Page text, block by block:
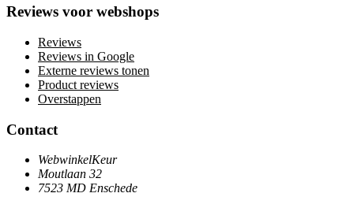
Reviews voor webshops
Reviews
Reviews in Google
Externe reviews tonen
Product reviews
Overstappen
Contact
WebwinkelKeur
Moutlaan 32
7523 MD Enschede